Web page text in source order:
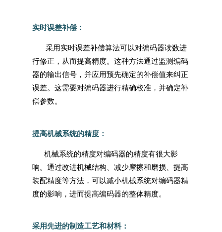
实时误差补偿：
采用实时误差补偿算法可以对编码器读数进
行修正，从而提高精度。这种方法通过监测编码
器的输出信号，并应用预先确定的补偿值来纠正
误差。这需要对编码器进行精确校准，并确定补
偿参数。
提高机械系统的精度：
机械系统的精度对编码器的精度有很大影
响。通过改进机械结构、减少摩擦和磨损、提高
装配精度等方法，可以减小机械系统对编码器精
度的影响，进而提高编码器的整体精度。
采用先进的制造工艺和材料：